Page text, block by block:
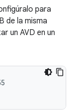
para
de la misma
un AVD en un